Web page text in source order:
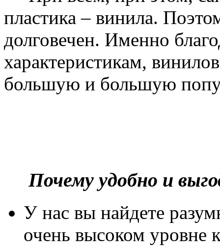
пластика – винила.
долговечен. Именно
характеристикам,
большую и большую
Почему удобно и
У нас вы найдете
очень высоком уровне